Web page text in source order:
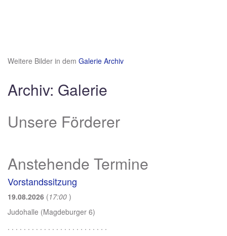
Weitere Bilder in dem Galerie Archiv
Archiv: Galerie
Unsere Förderer
Anstehende Termine
Vorstandssitzung
19.08.2026 (17:00 )
Judohalle (Magdeburger 6)
. . . . . . . . . . . . . . . . . . . . . . . . .